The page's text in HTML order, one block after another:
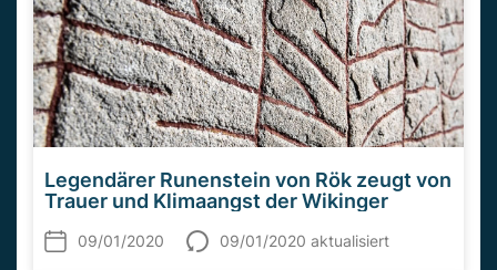
Legendärer Runenstein von Rök zeugt von
Trauer und Klimaangst der Wikinger
09/01/2020 09/01/2020 aktualisiert